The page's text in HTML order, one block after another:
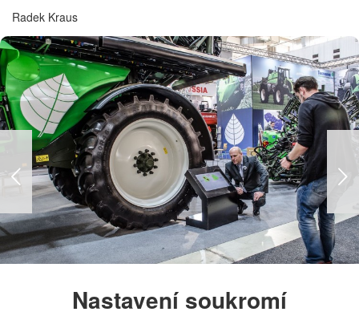
Nastavení soukromí
Radek Kraus